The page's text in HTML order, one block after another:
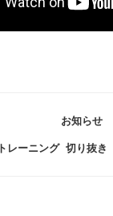
カ
ゴ
お知らせ
トレーニング, 切り抜き